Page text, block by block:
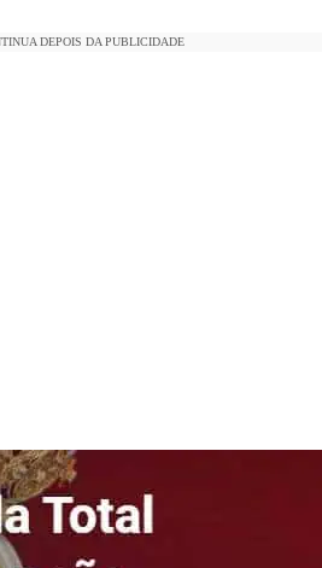
DEPOIS DA PUBLICIDADE